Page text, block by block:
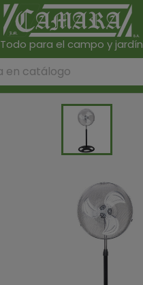
Todo para el campo y jardín